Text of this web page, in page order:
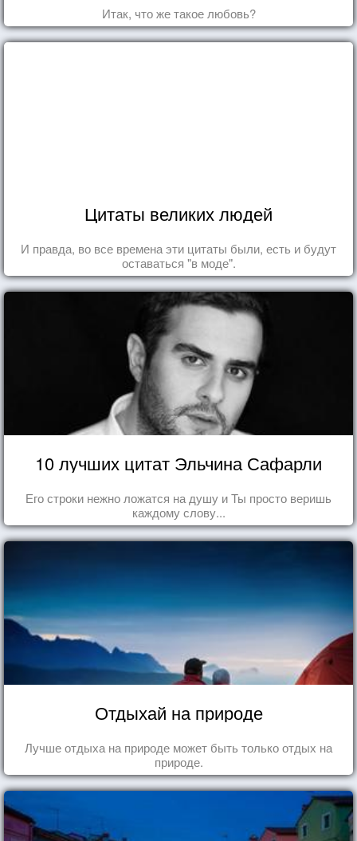
Итак, что же такое любовь?
Цитаты великих людей
И правда, во все времена эти цитаты были, есть и будут
оставаться "в моде".
10 лучших цитат Эльчина Сафарли
Его строки нежно ложатся на душу и Ты просто веришь
каждому слову...
Отдыхай на природе
Лучше отдыха на природе может быть только отдых на
природе.